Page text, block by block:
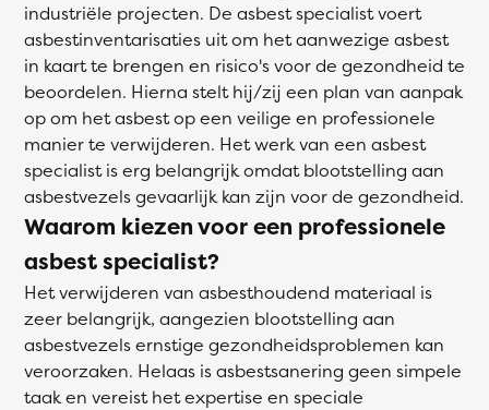
industriële projecten. De asbest specialist voert
asbestinventarisaties uit om het aanwezige asbest
in kaart te brengen en risico's voor de gezondheid te
beoordelen. Hierna stelt hij/zij een plan van aanpak
op om het asbest op een veilige en professionele
manier te verwijderen. Het werk van een asbest
specialist is erg belangrijk omdat blootstelling aan
asbestvezels gevaarlijk kan zijn voor de gezondheid.
Waarom kiezen voor een professionele
asbest specialist?
Het verwijderen van asbesthoudend materiaal is
zeer belangrijk, aangezien blootstelling aan
asbestvezels ernstige gezondheidsproblemen kan
veroorzaken. Helaas is asbestsanering geen simpele
taak en vereist het expertise en speciale